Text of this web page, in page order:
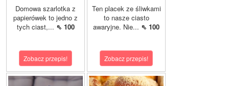
Domowa szarlotka z
papierówek to jedno z
tych ciast,... ⇖ 100
Zobacz przepis!
Ten placek ze śliwkami
to nasze ciasto
awaryjne. Nie... ⇖ 100
Zobacz przepis!